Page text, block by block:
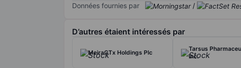
Données fournies par /
D’autres étaient intéressés par
MeiraGTx Holdings Plc
Tarsus
Inc.